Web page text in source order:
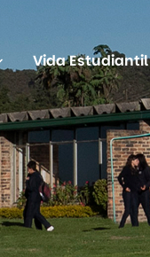
Vida Estudiantil